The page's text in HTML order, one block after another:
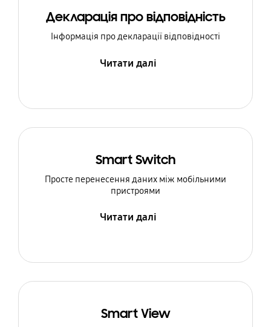
Декларація про відповідність
Інформація про декларації відповідності
Читати далі
Smart Switch
Просте перенесення даних між мобільними
пристроями
Читати далі
Smart View